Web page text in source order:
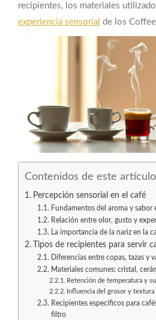
recipientes, los materiales
experiencia sensorial de los
Contenidos de este artículo
Percepción sensorial en el café
Fundamentos del aroma y sabor
Relación entre olor, gusto y
La importancia de la nariz en la
Tipos de recipientes para servir
Diferencias entre copas, tazas y
Materiales comunes: cristal,
Retención de temperatura y
Influencia del grosor y
Recipientes específicos para
filtro